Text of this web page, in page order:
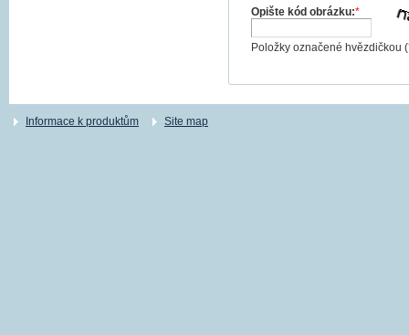
Opište kód obrázku:*
Položky označené hvězdičkou (
Informace k produktům Site map